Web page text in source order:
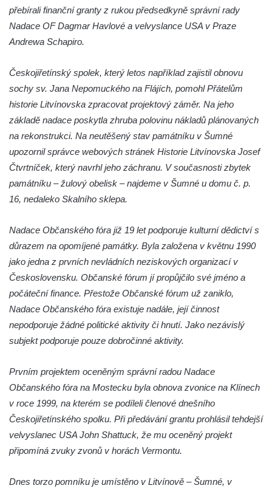
Hrob Vladislava Neumana v Hostíně u
Vojkovic
Pomník obětem válek před hřbitovem v
Kenotaf Václava Floriána na hřbitově v
Lužci nad Vltavou
Kenotaf Miloslava Švice na hřbitově v Lužci
nad Vltavou
Pomník vojákům Rudé armády na hřbitově
v Lužci nad Vltavou
silnice severně od Lužce nad Vltavou
Kenotaf Alfeda Harnische na hřbitově v
Hrobčicích
Pomník obětem válek v Hrobčicích
Hrob vojáků Rudé armády na hřbitově v
Račicích
Račicích
Hrob Antonína Medáčka na hřbitově v
Račicích
Hrob Josefa Moravce a Miroslava Moravce
na hřbitově v Dobříni
Pomník obětem 1. světové války v Lužici
přebírali finanční granty z rukou předsedkyně správní rady
Nadace OF Dagmar Havlové a velvyslance USA v Praze
Andrewa Schapiro.
Českojiřetínský spolek, který letos například zajistil obnovu
sochy sv. Jana Nepomuckého na Flájích, pomohl Přátelům
historie Litvínovska zpracovat projektový záměr. Na jeho
základě nadace poskytla zhruba polovinu nákladů plánovaných
na rekonstrukci. Na neutěšený stav památníku v Šumné
upozornil správce webových stránek Historie Litvínovska Josef
Čtvrtníček, který navrhl jeho záchranu. V současnosti zbytek
památníku – žulový obelisk – najdeme v Šumné u domu č. p.
16, nedaleko Skalního sklepa.
Nadace Občanského fóra již 19 let podporuje kulturní dědictví s
důrazem na opomíjené památky. Byla založena v květnu 1990
jako jedna z prvních nevládních neziskových organizací v
Československu. Občanské fórum jí propůjčilo své jméno a
počáteční finance. Přestože Občanské fórum už zaniklo,
Nadace Občanského fóra existuje nadále, její činnost
nepodporuje žádné politické aktivity či hnutí. Jako nezávislý
subjekt podporuje pouze dobročinné aktivity.
Prvním projektem oceněným správní radou Nadace
Občanského fóra na Mostecku byla obnova zvonice na Klínech
v roce 1999, na kterém se podíleli členové dnešního
Českojiřetínského spolku. Při předávání grantu prohlásil tehdejší
velvyslanec USA John Shattuck, že mu oceněný projekt
připomíná zvuky zvonů v horách Vermontu.
Dnes torzo pomníku je umístěno v Litvínově – Šumné, v